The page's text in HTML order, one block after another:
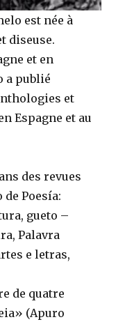
est née à
diseuse.
et en
a publié
et
Espagne et au
des revues
Poesía:
gueto –
Palavra
e letras,
de quatre
(Apuro